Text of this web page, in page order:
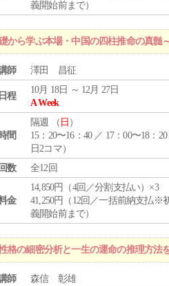
義開始前まで）
から学ぶ本場・中国の四柱推命の真髄
師 澤田 昌征
日程
10月 18日 ～ 12月 27日
A Week
間
隔週 （ 日 ）
15：20〜16：40 ／ 17：00〜18：
日2コマ）
回数
全12回
金
14,850円（4回／分割支払い）×3
41,250円（12回／一括前納支払※
義開始前まで）
の細密分析と一生の運命の推理方法
師 森信 彰雄